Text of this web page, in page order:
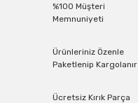
%100 Müşteri
Memnuniyeti
Ürünleriniz Özenle
Paketlenip Kargolanır
Ücretsiz Kırık Parça